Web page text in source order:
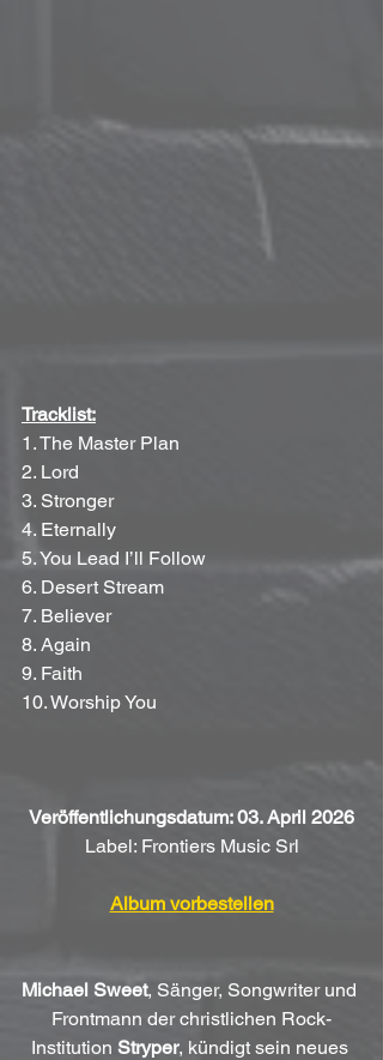
Tracklist:
1. The Master Plan
2. Lord
3. Stronger
4. Eternally
5. You Lead I’ll Follow
6. Desert Stream
7. Believer
8. Again
9. Faith
10. Worship You
Veröffentlichungsdatum: 03. April 2026
Label: Frontiers Music Srl
Album vorbestellen
Michael Sweet, Sänger, Songwriter und
Frontmann der christlichen Rock-
Institution Stryper, kündigt sein neues